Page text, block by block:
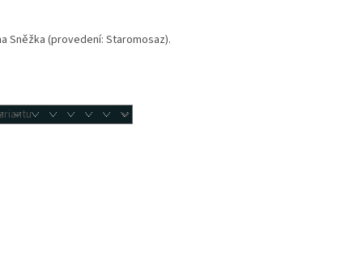
Sněžka (provedení: Staromosaz).